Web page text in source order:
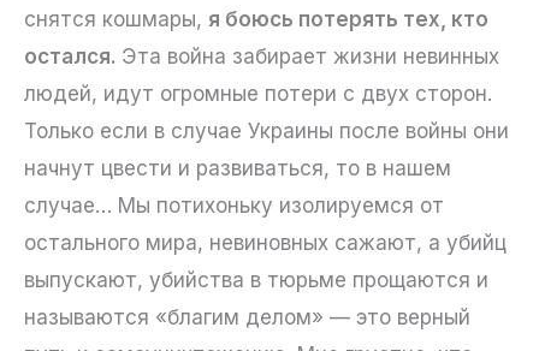
снятся кошмары, я боюсь потерять тех, кто
остался. Эта война забирает жизни невинных
людей, идут огромные потери с двух сторон.
Только если в случае Украины после войны они
начнут цвести и развиваться, то в нашем
случае… Мы потихоньку изолируемся от
остального мира, невиновных сажают, а убийц
выпускают, убийства в тюрьме прощаются и
называются «благим делом» — это верный